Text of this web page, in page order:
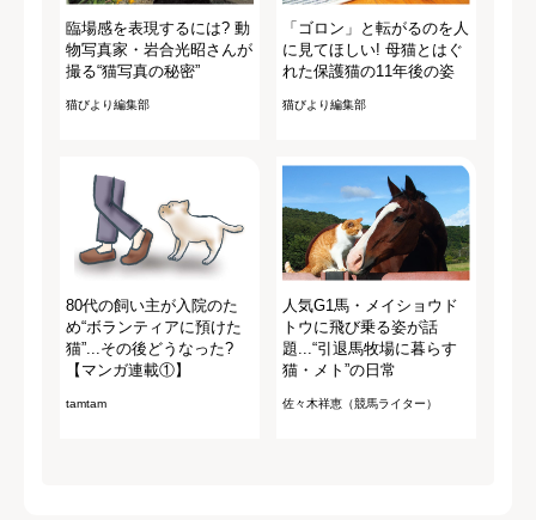
臨場感を表現するには? 動
物写真家・岩合光昭さんが
撮る“猫写真の秘密”
猫びより編集部
「ゴロン」と転がるのを人
に見てほしい! 母猫とはぐ
れた保護猫の11年後の姿
猫びより編集部
80代の飼い主が入院のた
め“ボランティアに預けた
猫”...その後どうなった?
【マンガ連載①】
tamtam
人気G1馬・メイショウド
トウに飛び乗る姿が話
題...“引退馬牧場に暮らす
猫・メト”の日常
佐々木祥恵（競馬ライター）